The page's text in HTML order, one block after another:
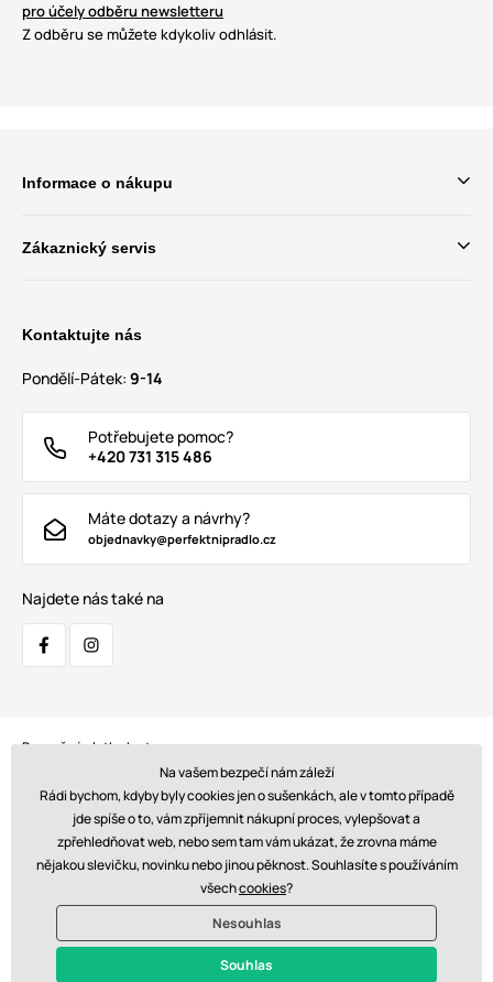
pro účely odběru newsletteru
Z odběru se můžete kdykoliv odhlásit.
Informace o nákupu
Zákaznický servis
Kontaktujte nás
Pondělí-Pátek: 9-14
Potřebujete pomoc?
+420 731 315 486
Máte dotazy a návrhy?
objednavky@perfektnipradlo.cz
Najdete nás také na
Bezpečná platba kartou:
Doprava:
© 2026 www.perfektnipradlo.cz. Technicky zajišťujeSimplia s.r.o.
Na vašem bezpečí nám záleží
Rádi bychom, kdyby byly cookies jen o sušenkách, ale v tomto případě
jde spíše o to, vám zpříjemnit nákupní proces, vylepšovat a
zpřehledňovat web, nebo sem tam vám ukázat, že zrovna máme
nějakou slevičku, novinku nebo jinou pěknost. Souhlasíte s používáním
všechcookies?
Nesouhlas
Souhlas